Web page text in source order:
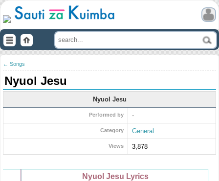
← Songs
Nyuol Jesu
Nyuol Jesu
Performed by -
Category General
Views 3,878
Nyuol Jesu Lyrics